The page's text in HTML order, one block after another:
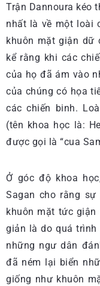
Trận Dannoura kéo
nhất là về một loài
khuôn mặt giận dữ
kể rằng khi các
của họ đã ám vào
của chúng có họa
các chiến binh.
(tên khoa học là:
được gọi là “cua
Ở góc độ khoa
Sagan cho rằng
khuôn mặt tức giận
giản là do quá trình
những ngư dân
đã ném lại biển
giống như khuôn